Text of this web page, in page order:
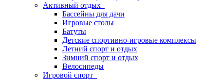
Активный отдых
Бассейны для дачи
Игровые столы
Батуты
Детские спортивно-игровые комплексы
Летний спорт и отдых
Зимний спорт и отдых
Велосипеды
Игровой спорт